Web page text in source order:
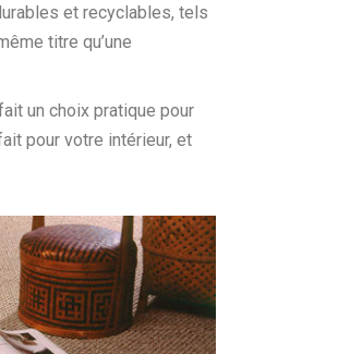
et recyclables, tels
titre qu’une
un choix pratique pour
pour votre intérieur, et